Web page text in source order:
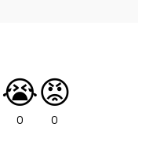
😭
0
😡
0